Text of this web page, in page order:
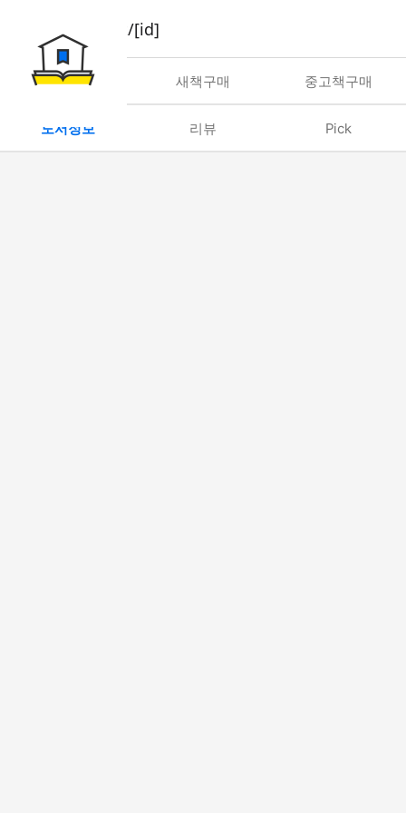
book/rent/[id]
대여 새책구매 중고책구매
도서정보 리뷰 Pick